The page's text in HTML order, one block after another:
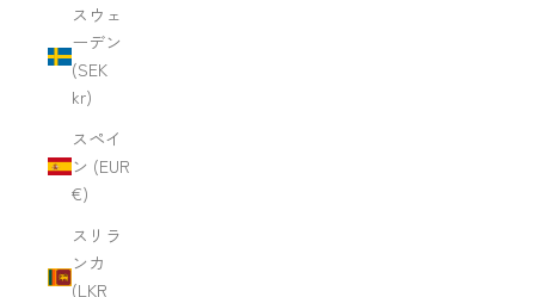
スウェ
ーデン
(SEK
kr)
スペイ
ン (EUR
€)
スリラ
ンカ
(LKR